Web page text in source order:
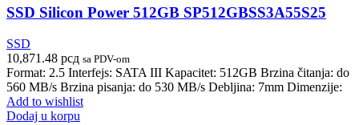
SSD Silicon Power 512GB SP512GBSS3A55S25
SSD
10,871.48 рсд sa PDV-om
Format: 2.5 Interfejs: SATA III Kapacitet: 512GB Brzina čitanja: do
560 MB/s Brzina pisanja: do 530 MB/s Debljina: 7mm Dimenzije:
Add to wishlist
Dodaj u korpu